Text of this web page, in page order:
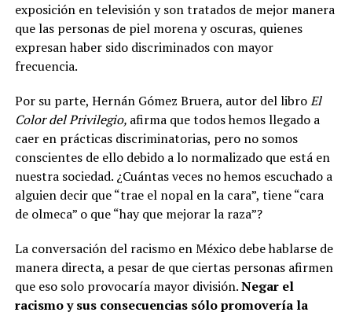
exposición en televisión y son tratados de mejor manera
que las personas de piel morena y oscuras, quienes
expresan haber sido discriminados con mayor
frecuencia.
Por su parte, Hernán Gómez Bruera, autor del libroEl
Color del Privilegio, afirma que todos hemos llegado a
caer en prácticas discriminatorias, pero no somos
conscientes de ello debido a lo normalizado que está en
nuestra sociedad. ¿Cuántas veces no hemos escuchado a
alguien decir que “trae el nopal en la cara”, tiene “cara
de olmeca” o que “hay que mejorar la raza”?
La conversación del racismo en México debe hablarse de
manera directa, a pesar de que ciertas personas afirmen
que eso solo provocaría mayor división.Negar el
racismo y sus consecuencias sólo promovería la